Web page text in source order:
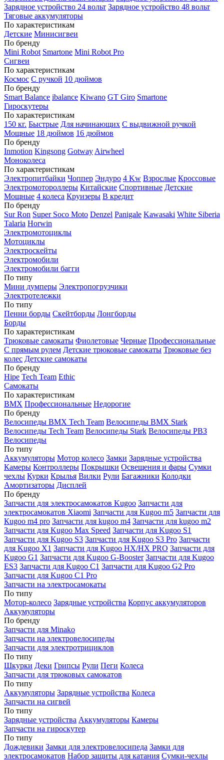
Зарядное устройство 24 вольт Зарядное устройство 48 вольт
Тяговые аккумуляторы
По характеристикам
Детские Минисигвеи
По бренду
Mini Robot Smartone Mini Robot Pro
Сигвеи
По характеристикам
Космос С ручкой 10 дюймов
По бренду
Smart Balance ibalance Kiwano GT Giro Smartone
Гироскутеры
По характеристикам
150 кг. Быстрые Для начинающих С выдвижной ручкой
Мощные 18 дюймов 16 дюймов
По бренду
Inmotion Kingsong Gotway Airwheel
Моноколеса
По характеристикам
Электропитбайки Чоппер Эндуро 4 Kw Взрослые Кроссовые
Электромотороллеры Китайские Спортивные Детские
Мощные 4 колеса Круизеры В кредит
По бренду
Sur Ron Super Soco Moto Denzel Panigale Kawasaki White Siberia
Talaria Horwin
Электромотоциклы
Мотоциклы
Электроскейты
Электромобили
Электромобили багги
По типу
Мини думперы Электропогрузчики
Электротележки
По типу
Пенни борды Скейтборды Лонгборды
Борды
По характеристикам
Трюковые самокаты Фиолетовые Черные Профессиональные
С прямым рулем Детские трюковые самокаты Трюковые без
колес Детские самокаты
По бренду
Hipe Tech Team Ethic
Самокаты
По характеристикам
BMX Профессиональные Недорогие
По бренду
Велосипеды BMX Tech Team Велосипеды BMX Stark
Велосипеды Tech Team Велосипеды Stark Велосипеды РВЗ
Велосипеды
По типу
Аккумуляторы Мотор колесо Замки Зарядные устройства
Камеры Контроллеры Покрышки Освещения и фары Сумки
чехлы Курки Крылья Вилки Рули Багажники Колодки
Амортизаторы Дисплей
По бренду
Запчасти для электросамокатов Kugoo Запчасти для
электросамокатов Xiaomi Запчасти для Kugoo m5 Запчасти для
Кugoo m4 pro Запчасти для kugoo m4 Запчасти для kugoo m2
Запчасти для Kugoo Max Speed Запчасти для Kugoo S1
Запчасти для Kugoo S3 Запчасти для Kugoo S3 Pro Запчасти
для Kugoo X1 Запчасти для Kugoo HX/HX PRO Запчасти для
Kugoo G1 Запчасти для Kugoo G-Booster Запчасти для Kugoo
ES3 Запчасти для Kugoo C1 Запчасти для Kugoo G2 Pro
Запчасти для Kugoo C1 Pro
Запчасти на электросамокаты
По типу
Мотор-колесо Зарядные устройства Корпус аккумуляторов
Аккумуляторы
По бренду
Запчасти для Minako
Запчасти на электровелосипеды
Запчасти для электротрициклов
По типу
Шкурки Деки Грипсы Рули Пеги Колеса
Запчасти для трюковых самокатов
По типу
Аккумуляторы Зарядные устройства Колеса
Запчасти на сигвей
По типу
Зарядные устройства Аккумуляторы Камеры
Запчасти на гироскутер
По типу
Дождевики Замки для электровелосипеда Замки для
электросамокатов Набор защиты для катания Сумки-чехлы